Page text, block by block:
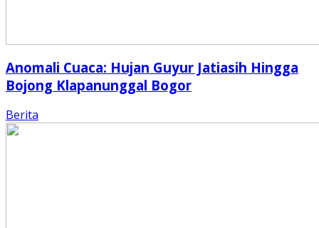
Anomali Cuaca: Hujan Guyur Jatiasih Hingga
Bojong Klapanunggal Bogor
Berita